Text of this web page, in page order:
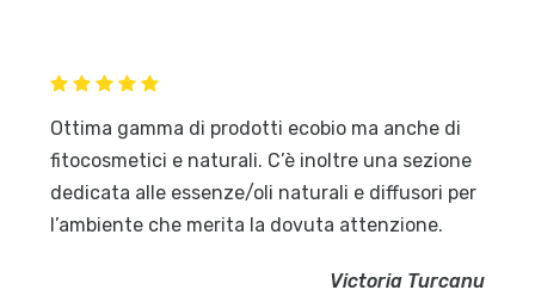
Ottima gamma di prodotti ecobio ma anche di
fitocosmetici e naturali. C’è inoltre una sezione
dedicata alle essenze/oli naturali e diffusori per
l’ambiente che merita la dovuta attenzione.
Victoria Turcanu